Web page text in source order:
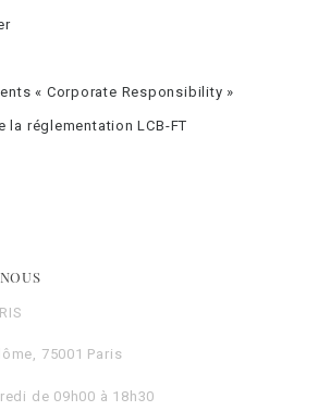
« Corporate Responsibility »
la réglementation LCB-FT
75001 Paris
de 09h00 à 18h30